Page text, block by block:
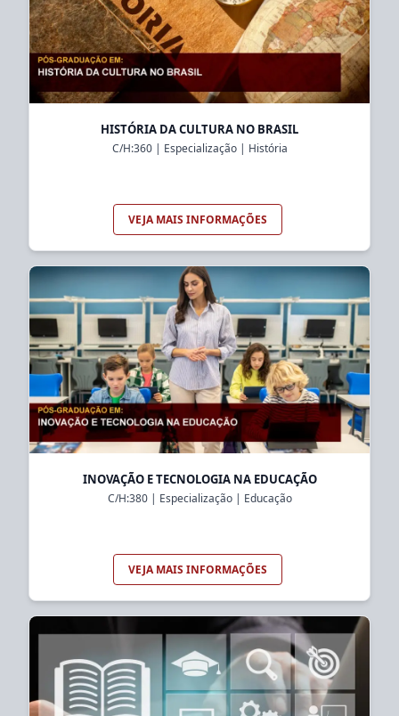
HISTÓRIA DA CULTURA NO BRASIL
C/H:360| Especialização| História
VEJA MAIS INFORMAÇÕES
INOVAÇÃO E TECNOLOGIA NA EDUCAÇÃO
C/H:380| Especialização| Educação
VEJA MAIS INFORMAÇÕES